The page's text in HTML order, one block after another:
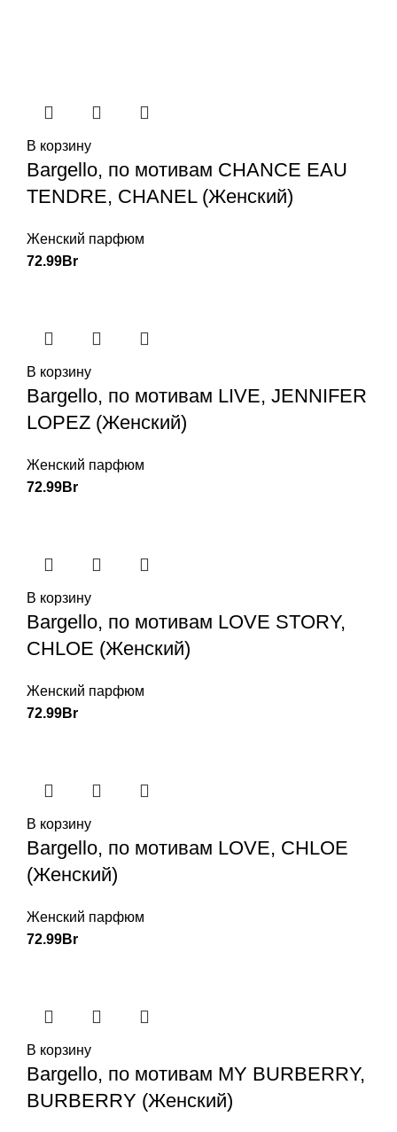
В корзину
Bargello, по мотивам CHANCE EAU
TENDRE, CHANEL (Женский)
Женский парфюм
72.99Br
В корзину
Bargello, по мотивам LIVE, JENNIFER
LOPEZ (Женский)
Женский парфюм
72.99Br
В корзину
Bargello, по мотивам LOVE STORY,
CHLOE (Женский)
Женский парфюм
72.99Br
В корзину
Bargello, по мотивам LOVE, CHLOE
(Женский)
Женский парфюм
72.99Br
В корзину
Bargello, по мотивам MY BURBERRY,
BURBERRY (Женский)